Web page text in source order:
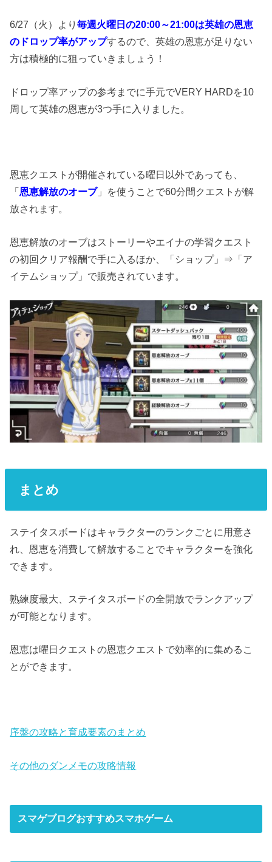
6/27（火）より毎週火曜日の20:00～21:00は英雄の恩恵
のドロップ率がアップするので、英雄の恩恵が足りない
方は積極的に狙っていきましょう！
ドロップ率アップの参考までに手元でVERY HARDを10
周して英雄の恩恵が3つ手に入りました。
恩恵クエストが開催されている曜日以外であっても、
「恩恵解放のオーブ」を使うことで60分間クエストが解
放されます。
恩恵解放のオーブはストーリーやエイナの学習クエスト
の初回クリア報酬で手に入るほか、「ショップ」⇒「ア
イテムショップ」で販売されています。
まとめ
ステイタスボードはキャラクターのランクごとに用意さ
れ、恩恵を消費して解放することでキャラクターを強化
できます。
熟練度最大、ステイタスボードの全開放でランクアップ
が可能となります。
恩恵は曜日クエストの恩恵クエストで効率的に集めるこ
とができます。
序盤の攻略と育成要素のまとめ
その他のダンメモの攻略情報
スマゲブログおすすめスマホゲーム